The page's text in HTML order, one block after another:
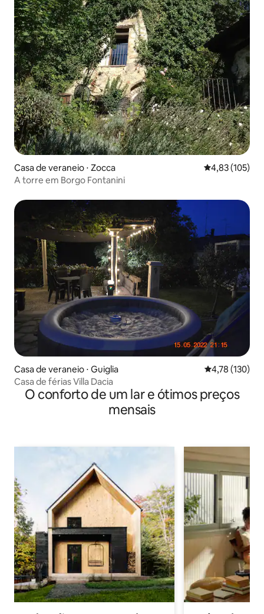
Casa de veraneio ⋅ Zocca 4,83 de uma
4,83 (105)
A torre em Borgo Fontanini
Casa de veraneio ⋅ Guiglia 4,78 de uma
4,78 (130)
Casa de férias Villa Dacia
O conforto de um lar e ótimos preços
mensais